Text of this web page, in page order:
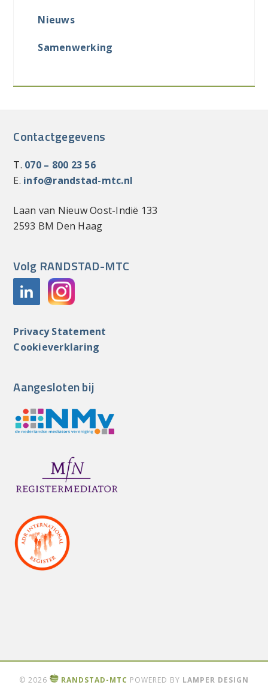
Nieuws
Samenwerking
Contactgegevens
T. 070 – 800 23 56
E. info@randstad-mtc.nl
Laan van Nieuw Oost-Indië 133
2593 BM Den Haag
Volg RANDSTAD-MTC
Privacy Statement
Cookieverklaring
Aangesloten bij
© 2026 RANDSTAD-MTC POWERED BY LAMPER DESIGN